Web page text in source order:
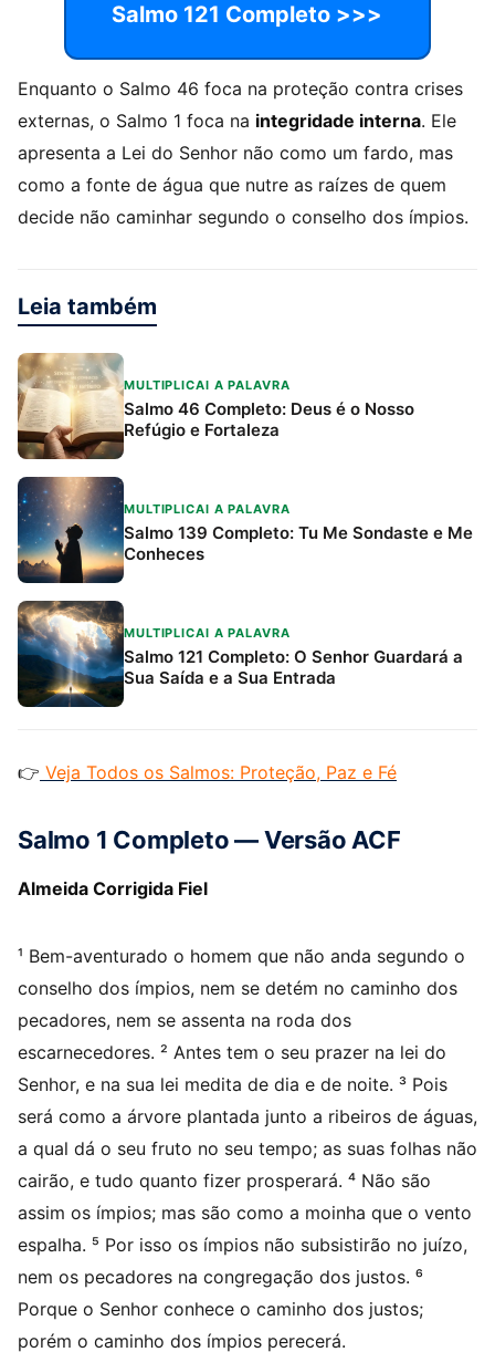
Salmo 121 Completo >>>
Enquanto o Salmo 46 foca na proteção contra crises
externas, o Salmo 1 foca na integridade interna. Ele
apresenta a Lei do Senhor não como um fardo, mas
como a fonte de água que nutre as raízes de quem
decide não caminhar segundo o conselho dos ímpios.
Leia também
MULTIPLICAI A PALAVRA
Salmo 46 Completo: Deus é o Nosso
Refúgio e Fortaleza
MULTIPLICAI A PALAVRA
Salmo 139 Completo: Tu Me Sondaste e Me
Conheces
MULTIPLICAI A PALAVRA
Salmo 121 Completo: O Senhor Guardará a
Sua Saída e a Sua Entrada
👉 Veja Todos os Salmos: Proteção, Paz e Fé
Salmo 1 Completo — Versão ACF
Almeida Corrigida Fiel
¹ Bem-aventurado o homem que não anda segundo o
conselho dos ímpios, nem se detém no caminho dos
pecadores, nem se assenta na roda dos
escarnecedores. ² Antes tem o seu prazer na lei do
Senhor, e na sua lei medita de dia e de noite. ³ Pois
será como a árvore plantada junto a ribeiros de águas,
a qual dá o seu fruto no seu tempo; as suas folhas não
cairão, e tudo quanto fizer prosperará. ⁴ Não são
assim os ímpios; mas são como a moinha que o vento
espalha. ⁵ Por isso os ímpios não subsistirão no juízo,
nem os pecadores na congregação dos justos. ⁶
Porque o Senhor conhece o caminho dos justos;
porém o caminho dos ímpios perecerá.